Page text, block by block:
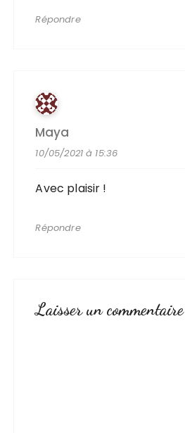
Répondre
Maya
10/05/2021 à 15:36
Avec plaisir !
Répondre
Laisser un commentaire